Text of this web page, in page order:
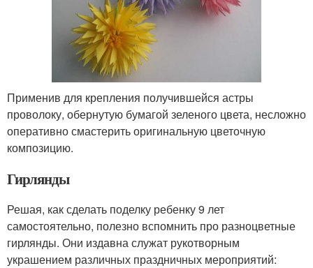
Применив для крепления получившейся астры
проволоку, обернутую бумагой зеленого цвета, несложно
оперативно смастерить оригинальную цветочную
композицию.
Гирлянды
Решая, как сделать поделку ребенку 9 лет
самостоятельно, полезно вспомнить про разноцветные
гирлянды. Они издавна служат рукотворным
украшением различных праздничных мероприятий: